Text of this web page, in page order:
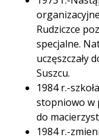
Rudziczce
specjalne.
uczęszczały
Suszcu.
1984 r.-
stopniowo w
do
1984 r.-